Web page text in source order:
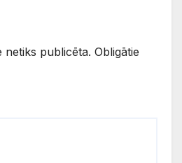
netiks publicēta. Obligātie